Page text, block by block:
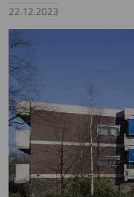
22.12.2023
Image